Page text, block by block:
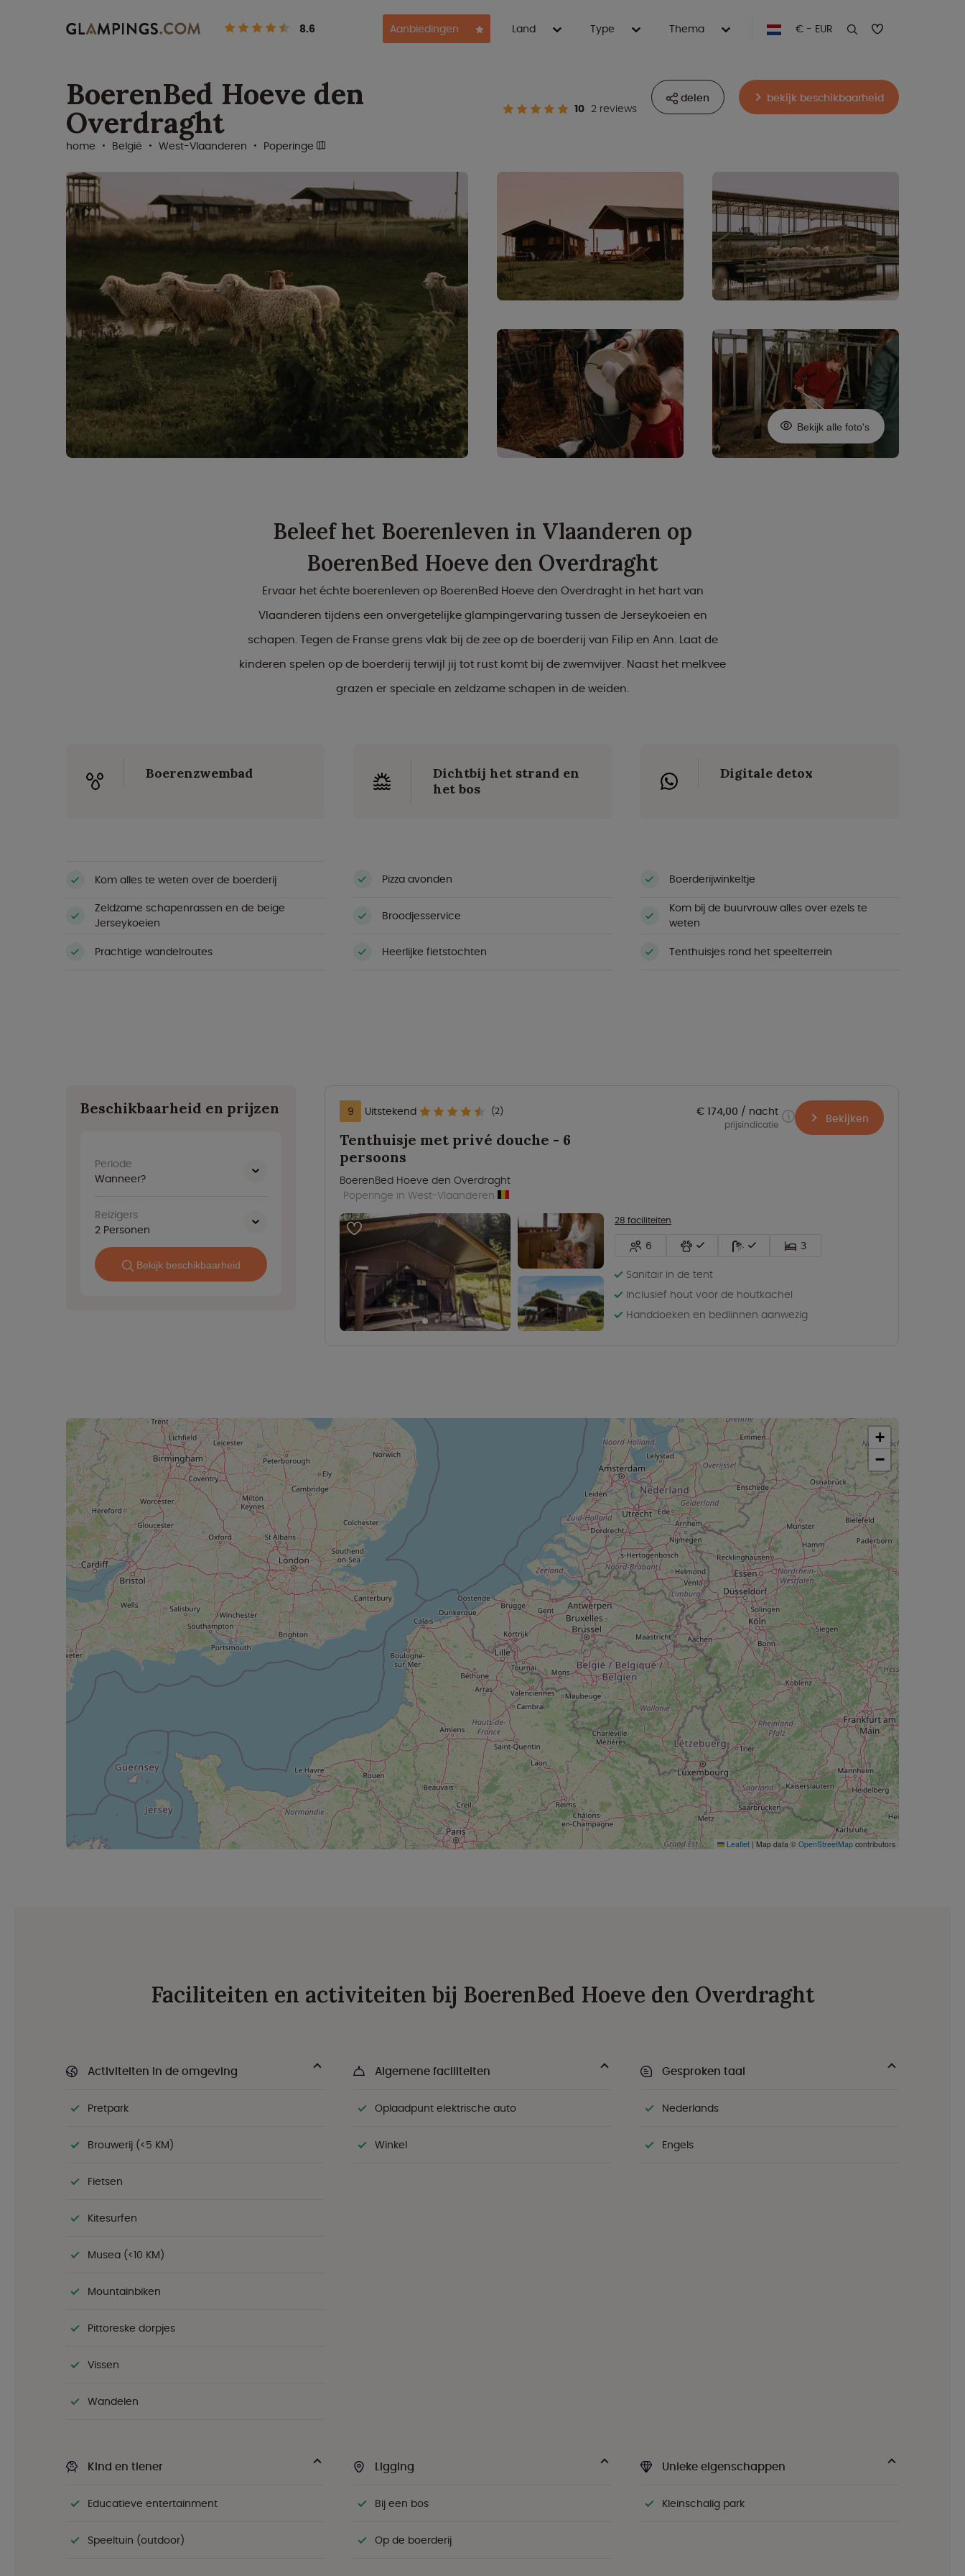
8.6 Aanbiedingen Land Type Thema € - EUR
BoerenBed Hoeve den
Overdraght 10 2 reviews
home België West-Vlaanderen Poperinge
delen bekijk beschikbaarheid
Bekijk alle foto's
Beleef het Boerenleven in Vlaanderen op
BoerenBed Hoeve den Overdraght
Ervaar het échte boerenleven op BoerenBed Hoeve den Overdraght in het hart van
Vlaanderen tijdens een onvergetelijke glampingervaring tussen de Jerseykoeien en
schapen. Tegen de Franse grens vlak bij de zee op de boerderij van Filip en Ann. Laat de
kinderen spelen op de boerderij terwijl jij tot rust komt bij de zwemvijver. Naast het melkvee
grazen er speciale en zeldzame schapen in de weiden.
Boerenzwembad
Dichtbij het strand en
het bos
Digitale detox
Kom alles te weten over de boerderij Pizza avonden Boerderijwinkeltje
Zeldzame schapenrassen en de beige
Jerseykoeien
Broodjesservice
Kom bij de buurvrouw alles over ezels te
weten
Prachtige wandelroutes
Heerlijke fietstochten Tenthuisjes rond het speelterrein
Beschikbaarheid en prijzen
Periode
Wanneer?
Reizigers
2 Personen
Bekijk beschikbaarheid
9 Uitstekend (2)
Tenthuisje met privé douche - 6
persoons
BoerenBed Hoeve den Overdraght
Poperinge in West-Vlaanderen
28 faciliteiten
6
3
Sanitair in de tent
Inclusief hout voor de houtkachel
Handdoeken en bedlinnen aanwezig
€ 174,00 nacht
prijsindicatie Bekijken
+
−
Leaflet | Map data © OpenStreetMap contributors
Faciliteiten en activiteiten bij BoerenBed Hoeve den Overdraght
Activiteiten in de omgeving
Pretpark
Brouwerij (<5 KM)
Fietsen
Kitesurfen
Musea (<10 KM)
Mountainbiken
Pittoreske dorpjes
Vissen
Wandelen
Algemene faciliteiten
Oplaadpunt elektrische auto
Winkel
Gesproken taal
Nederlands
Engels
Kind en tiener
Educatieve entertainment
Speeltuin (outdoor)
Ligging
Bij een bos
Op de boerderij
Unieke eigenschappen
Kleinschalig park